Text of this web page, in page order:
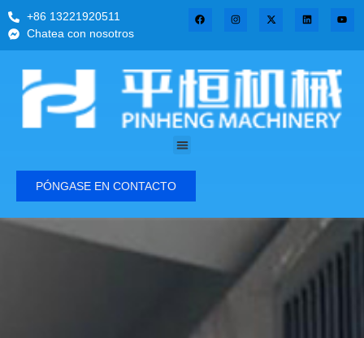
+86 13221920511
Chatea con nosotros
PÓNGASE EN CONTACTO